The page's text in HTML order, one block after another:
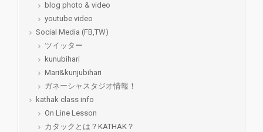
blog photo & video
youtube video
Social Media (FB,TW)
ツイッター
kunubihari
Mari&kunjubihari
ガネーシャスタジオ情報！
kathak class info
On Line Lesson
カタックとは？KATHAK？